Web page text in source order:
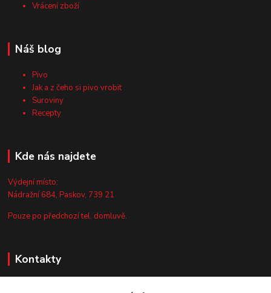
Vrácení zboží
Náš blog
Pivo
Jak a z čeho si pivo vrobit
Suroviny
Recepty
Kde nás najdete
Výdejní místo:
Nádražní 684, Paskov, 739 21
Pouze po předchozí tel. domluvě.
Kontakty